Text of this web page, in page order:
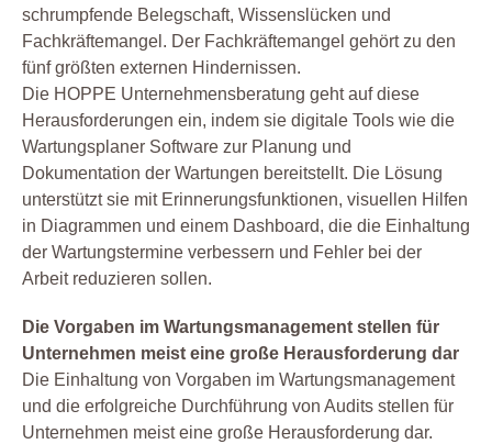
schrumpfende Belegschaft, Wissenslücken und
Fachkräftemangel. Der Fachkräftemangel gehört zu den
fünf größten externen Hindernissen.
Die HOPPE Unternehmensberatung geht auf diese
Herausforderungen ein, indem sie digitale Tools wie die
Wartungsplaner Software zur Planung und
Dokumentation der Wartungen bereitstellt. Die Lösung
unterstützt sie mit Erinnerungsfunktionen, visuellen Hilfen
in Diagrammen und einem Dashboard, die die Einhaltung
der Wartungstermine verbessern und Fehler bei der
Arbeit reduzieren sollen.
Die Vorgaben im Wartungsmanagement stellen für
Unternehmen meist eine große Herausforderung dar
Die Einhaltung von Vorgaben im Wartungsmanagement
und die erfolgreiche Durchführung von Audits stellen für
Unternehmen meist eine große Herausforderung dar.